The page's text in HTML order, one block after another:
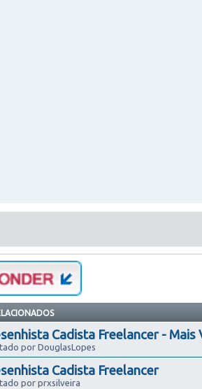
Cadista Freelancer - Mais
por DouglasLopes
Cadista Freelancer
por prxsilveira